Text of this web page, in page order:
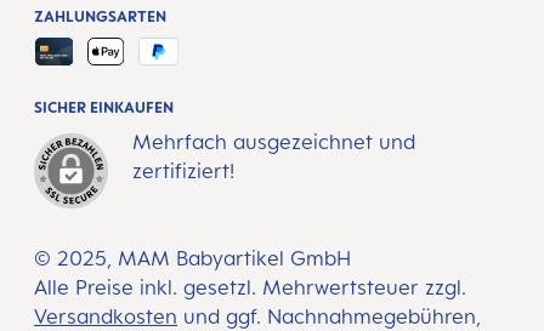
© 2025, MAM Babyartikel GmbH
Alle Preise inkl. gesetzl. Mehrwertsteuer zzgl.
Versandkosten und ggf. Nachnahmegebühren,
SICHER EINKAUFEN
Mehrfach ausgezeichnet und
zertifiziert!
ZAHLUNGSARTEN